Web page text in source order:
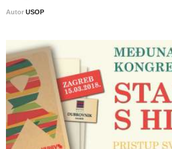
Autor USOP